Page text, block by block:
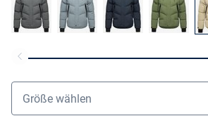
Größenauswahl
Größe wählen